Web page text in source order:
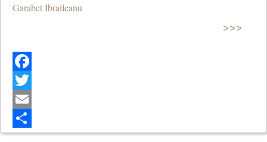
Garabet Ibraileanu
>>>
Facebook
Twitter
Email
Share